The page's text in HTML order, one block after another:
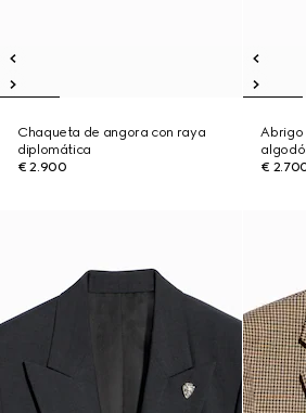
Chaqueta de angora con raya
diplomática
€ 2.900
Abrigo
€